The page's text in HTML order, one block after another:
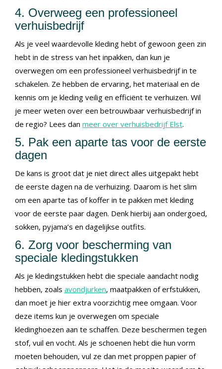
4. Overweeg een professioneel
verhuisbedrijf
Als je veel waardevolle kleding hebt of gewoon geen zin
hebt in de stress van het inpakken, dan kun je
overwegen om een professioneel verhuisbedrijf in te
schakelen. Ze hebben de ervaring, het materiaal en de
kennis om je kleding veilig en efficiënt te verhuizen. Wil
je meer weten over een betrouwbaar verhuisbedrijf in
de regio? Lees dan meer over verhuisbedrijf Elst.
5. Pak een aparte tas voor de eerste
dagen
De kans is groot dat je niet direct alles uitgepakt hebt
de eerste dagen na de verhuizing. Daarom is het slim
om een aparte tas of koffer in te pakken met kleding
voor de eerste paar dagen. Denk hierbij aan ondergoed,
sokken, pyjama’s en dagelijkse outfits.
6. Zorg voor bescherming van
speciale kledingstukken
Als je kledingstukken hebt die speciale aandacht nodig
hebben, zoals avondjurken, maatpakken of erfstukken,
dan moet je hier extra voorzichtig mee omgaan. Voor
deze items kun je overwegen om speciale
kledinghoezen aan te schaffen. Deze beschermen tegen
stof, vuil en vocht. Als je schoenen hebt die hun vorm
moeten behouden, vul ze dan met proppen papier of